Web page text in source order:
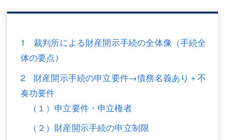
不動産
離婚（夫婦間トラブル）
企業法務
労働問題（解雇，残業等）
相続・遺言
企業法務
労働問題（解雇，残業等）
刑事弁護
1 裁判所による財産開示手続の全体像（手続全
体の要点）
2 財産開示手続の申立要件→債務名義あり＋不
奏功要件
（１）申立要件・申立権者
（２）財産開示手続の申立制限